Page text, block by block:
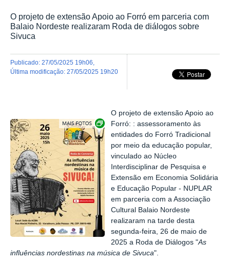
O projeto de extensão Apoio ao Forró em parceria com
Balaio Nordeste realizaram Roda de diálogos sobre
Sivuca
publicado: 27/05/2025 19h06
última modificação: 27/05/2025 19h20
Exibir carrossel de imagens
O projeto de extensão Apoio ao
Forró: : assessoramento às
entidades do Forró Tradicional
por meio da educação popular,
vinculado ao Núcleo
Interdisciplinar de Pesquisa e
Extensão em Economia Solidária
e Educação Popular - NUPLAR
em parceria com a Associação
Cultural Balaio Nordeste
realizaram na tarde desta
segunda-feira, 26 de maio de
2025 a Roda de Diálogos "As
influências nordestinas na música de Sivuca".